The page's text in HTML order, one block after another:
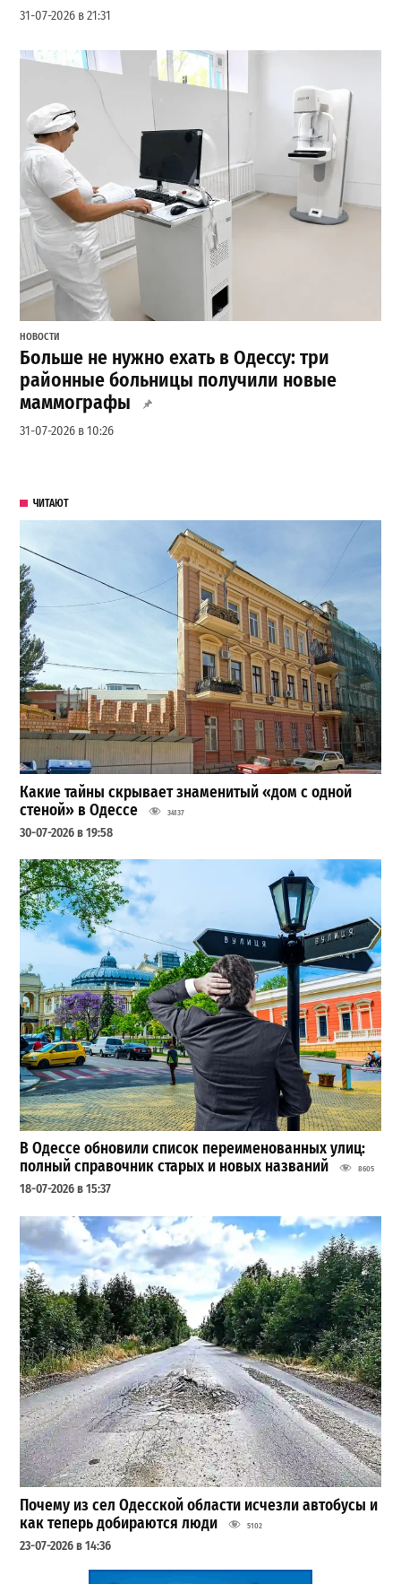
31-07-2026 в 21:31
НОВОСТИ
Больше не нужно ехать в Одессу: три
районные больницы получили новые
маммографы
31-07-2026 в 10:26
ЧИТАЮТ
Какие тайны скрывает знаменитый «дом с одной
стеной» в Одессе
34137
30-07-2026 в 19:58
В Одессе обновили список переименованных улиц:
полный справочник старых и новых названий
8605
18-07-2026 в 15:37
Почему из сел Одесской области исчезли автобусы и
как теперь добираются люди
5102
23-07-2026 в 14:36